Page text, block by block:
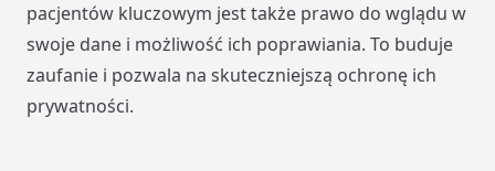
pacjentów kluczowym jest także prawo do wglądu w
swoje dane i możliwość ich poprawiania. To buduje
zaufanie i pozwala na skuteczniejszą ochronę ich
prywatności.